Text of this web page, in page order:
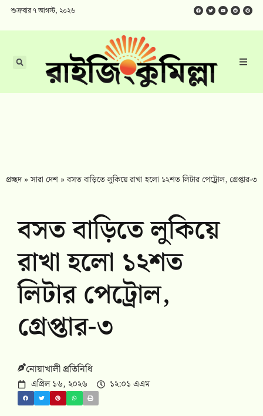
শুক্রবার ৭ আগস্ট, ২০২৬
প্রচ্ছদ»সারা দেশ »বসত বাড়িতে লুকিয়ে রাখা হলো ১২শত লিটার পেট্রোল, গ্রেপ্তার-৩
বসত বাড়িতে লুকিয়ে
রাখা হলো ১২শত
লিটার পেট্রোল,
গ্রেপ্তার-৩
নোয়াখালী প্রতিনিধি
এপ্রিল ১৬, ২০২৬ ১২:০১ এএম